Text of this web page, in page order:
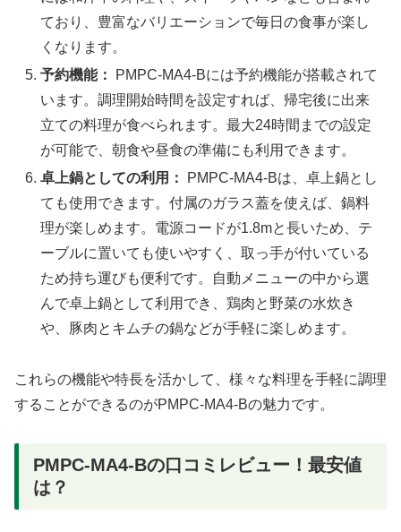
ており、豊富なバリエーションで毎日の食事が楽し
くなります。
予約機能：
PMPC-MA4-Bには予約機能が搭載されて
います。調理開始時間を設定すれば、帰宅後に出来
立ての料理が食べられます。最大24時間までの設定
が可能で、朝食や昼食の準備にも利用できます。
卓上鍋としての利用：
PMPC-MA4-Bは、卓上鍋とし
ても使用できます。付属のガラス蓋を使えば、鍋料
理が楽しめます。電源コードが1.8mと長いため、テ
ーブルに置いても使いやすく、取っ手が付いている
ため持ち運びも便利です。自動メニューの中から選
んで卓上鍋として利用でき、鶏肉と野菜の水炊き
や、豚肉とキムチの鍋などが手軽に楽しめます。
これらの機能や特長を活かして、様々な料理を手軽に調理
することができるのがPMPC-MA4-Bの魅力です。
PMPC-MA4-Bの口コミレビュー！最安値
は？